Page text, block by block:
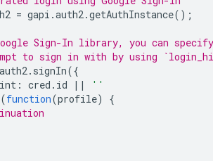
= gapi .auth2 .getAuthInstance();
Sign-In library, you can
to sign in with by using
auth2 . signIn({
: cred . id ||
''
(function(profile)
{